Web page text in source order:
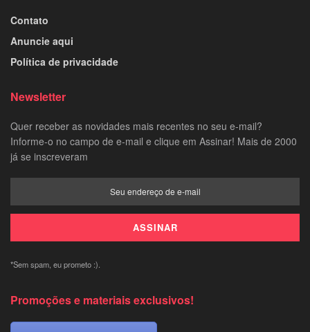
Contato
Anuncie aqui
Política de privacidade
Newsletter
Quer receber as novidades mais recentes no seu e-mail?
Informe-o no campo de e-mail e clique em Assinar! Mais de 2000
já se inscreveram
*Sem spam, eu prometo :).
Promoções e materiais exclusivos!